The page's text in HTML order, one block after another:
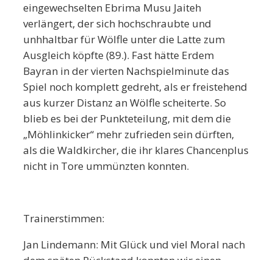
eingewechselten Ebrima Musu Jaiteh
verlängert, der sich hochschraubte und
unhhaltbar für Wölfle unter die Latte zum
Ausgleich köpfte (89.). Fast hätte Erdem
Bayran in der vierten Nachspielminute das
Spiel noch komplett gedreht, als er freistehend
aus kurzer Distanz an Wölfle scheiterte. So
blieb es bei der Punkteteilung, mit dem die
„Möhlinkicker“ mehr zufrieden sein dürften,
als die Waldkircher, die ihr klares Chancenplus
nicht in Tore ummünzten konnten.
Trainerstimmen:
Jan Lindemann: Mit Glück und viel Moral nach